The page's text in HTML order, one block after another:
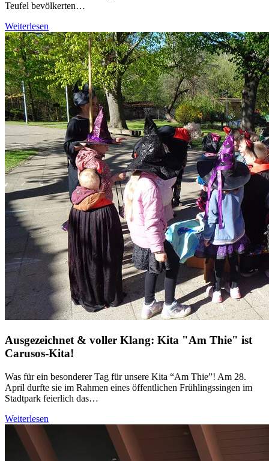
Teufel bevölkerten…
Weiterlesen
Ausgezeichnet & voller Klang: Kita "Am Thie" ist
Carusos-Kita!
Was für ein besonderer Tag für unsere Kita “Am Thie”! Am 28.
April durfte sie im Rahmen eines öffentlichen Frühlingssingen im
Stadtpark feierlich das…
Weiterlesen